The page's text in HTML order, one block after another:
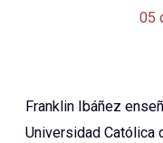
05
Franklin Ibáñez
Universidad Católica